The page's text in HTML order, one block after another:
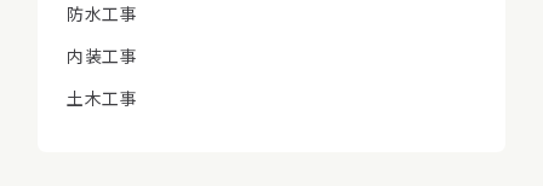
防水工事
内装工事
土木工事